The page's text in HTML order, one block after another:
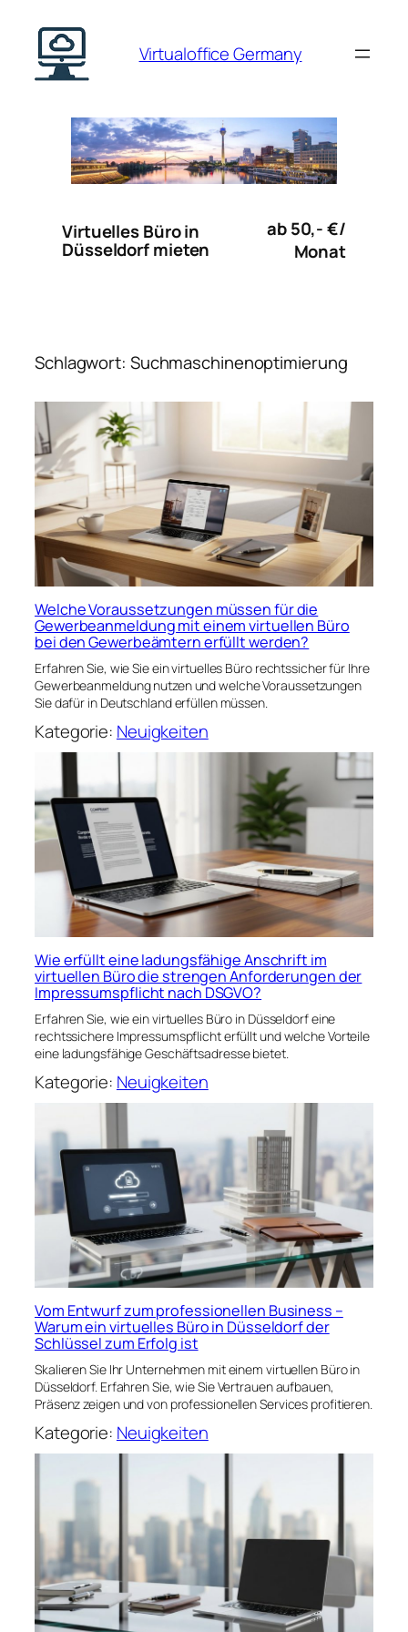
Inhalt
springen
Virtualoffice Germany
Virtuelles Büro in
Düsseldorf mieten
ab 50,- €/
Monat
Schlagwort: Suchmaschinenoptimierung
Welche Voraussetzungen müssen für die
Gewerbeanmeldung mit einem virtuellen Büro
bei den Gewerbeämtern erfüllt werden?
Erfahren Sie, wie Sie ein virtuelles Büro rechtssicher für Ihre
Gewerbeanmeldung nutzen und welche Voraussetzungen
Sie dafür in Deutschland erfüllen müssen.
Kategorie: Neuigkeiten
Wie erfüllt eine ladungsfähige Anschrift im
virtuellen Büro die strengen Anforderungen der
Impressumspflicht nach DSGVO?
Erfahren Sie, wie ein virtuelles Büro in Düsseldorf eine
rechtssichere Impressumspflicht erfüllt und welche Vorteile
eine ladungsfähige Geschäftsadresse bietet.
Kategorie: Neuigkeiten
Vom Entwurf zum professionellen Business –
Warum ein virtuelles Büro in Düsseldorf der
Schlüssel zum Erfolg ist
Skalieren Sie Ihr Unternehmen mit einem virtuellen Büro in
Düsseldorf. Erfahren Sie, wie Sie Vertrauen aufbauen,
Präsenz zeigen und von professionellen Services profitieren.
Kategorie: Neuigkeiten